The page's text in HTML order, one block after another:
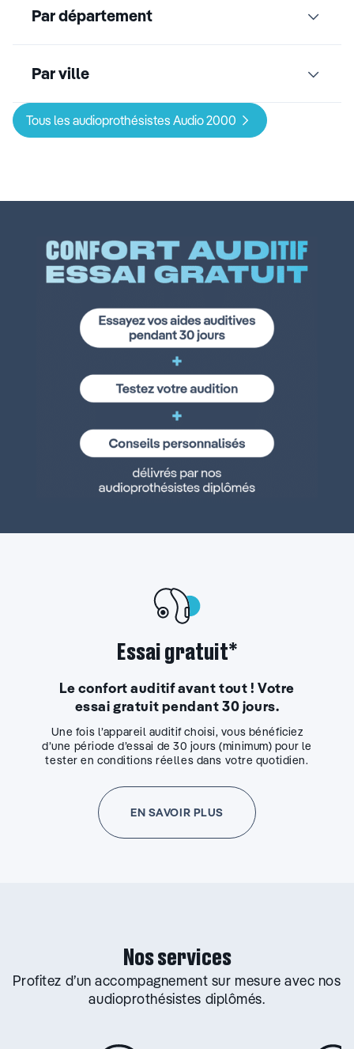
Par département
Par ville
Tous les audioprothésistes Audio 2000
Essai gratuit*
Le confort auditif avant tout ! Votre
essai gratuit pendant 30 jours.
Une fois l’appareil auditif choisi, vous bénéficiez
d’une période d’essai de 30 jours (minimum) pour le
tester en conditions réelles dans votre quotidien.
EN SAVOIR PLUS
Nos services
Profitez d’un accompagnement sur mesure avec nos
audioprothésistes diplômés.